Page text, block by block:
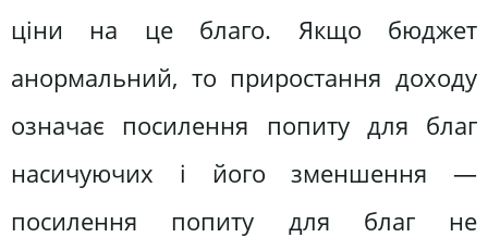
ціни на це благо. Якщо бюджет
анормальний, то приростання доходу
означає посилення попиту для благ
насичуючих і його зменшення —
посилення попиту для благ не